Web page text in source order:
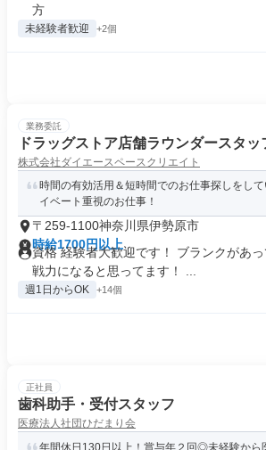
方
未経験者歓迎 +2個
業務委託
ドラッグストア店舗ラウンダースタッ
株式会社ダイエースペースクリエイト
時間の有効活用＆短時間でのお仕事探しをし
イベート重視のお仕事！
〒259-1100神奈川県伊勢原市
時給1700円以上
資格 経験者大歓迎です！ ブランクがあ
戦力になると思ってます！ ...
週1日からOK +14個
正社員
歯科助手・受付スタッフ
医療法人社団ひだまり会
年間休日130日以上！賞与年２回◎未経験から